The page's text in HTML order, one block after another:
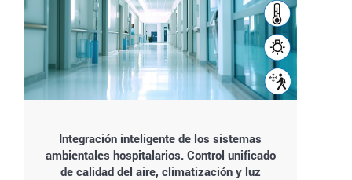
Integración inteligente de los sistemas
ambientales hospitalarios. Control unificado
de calidad del aire, climatización y luz